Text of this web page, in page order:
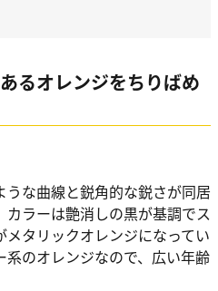
るオレンジをちりばめ
な曲線と鋭角的な鋭さが同居
ラーは艶消しの黒が基調でス
タリックオレンジになってい
のオレンジなので、広い年齢